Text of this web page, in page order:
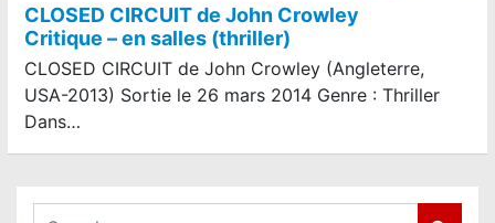
CLOSED CIRCUIT de John Crowley
Critique – en salles (thriller)
CLOSED CIRCUIT de John Crowley (Angleterre,
USA-2013) Sortie le 26 mars 2014 Genre : Thriller
Dans…